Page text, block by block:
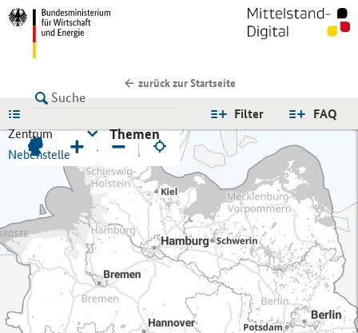
zurück zur Startseite
FAQ
Filter
Zentrum
Nebenstelle
Themen
+ −